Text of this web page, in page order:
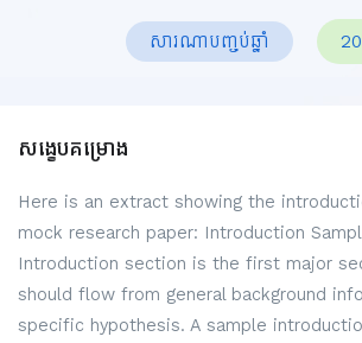
សារណាបញ្ចប់ឆ្នាំ
សង្ខេបគម្រោង
Here is an extract showing the
mock research paper: Introduction
Introduction section is the first major
should flow from general background
specific hypothesis. A sample